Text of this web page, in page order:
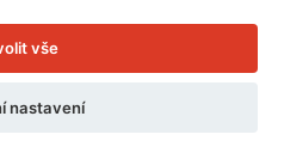
vše
nastavení